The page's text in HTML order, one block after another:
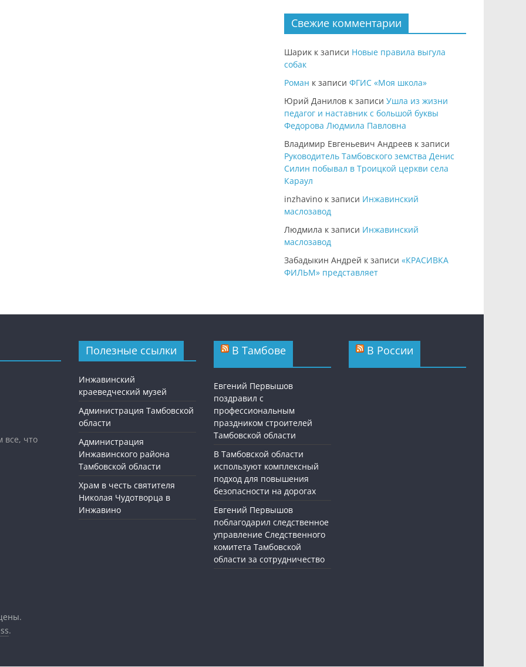
Свежие комментарии
Шарик к записи Новые правила выгула
собак
Роман к записи ФГИС «Моя школа»
Юрий Данилов к записи Ушла из жизни
педагог и наставник с большой буквы
Федорова Людмила Павловна
Владимир Евгеньевич Андреев к записи
Руководитель Тамбовского земства Денис
Силин побывал в Троицкой церкви села
Караул
inzhavino к записи Инжавинский
маслозавод
Людмила к записи Инжавинский
маслозавод
Забадыкин Андрей к записи «КРАСИВКА
ФИЛЬМ» представляет
все, что
Полезные ссылки
Инжавинский
краеведческий музей
Администрация Тамбовской
области
Администрация
Инжавинского района
Тамбовской области
Храм в честь святителя
Николая Чудотворца в
Инжавино
В Тамбове
Евгений Первышов
поздравил с
профессиональным
праздником строителей
Тамбовской области
В Тамбовской области
используют комплексный
подход для повышения
безопасности на дорогах
Евгений Первышов
поблагодарил следственное
управление Следственного
комитета Тамбовской
области за сотрудничество
В России
.